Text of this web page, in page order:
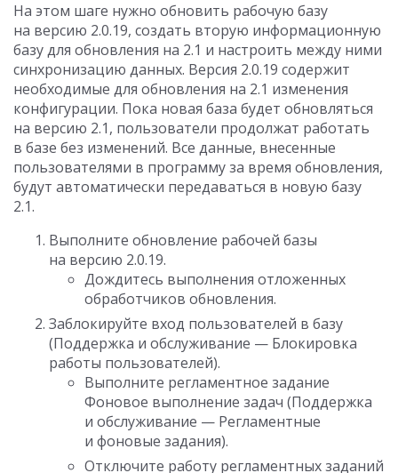
На этом шаге нужно обновить рабочую базу
на версию 2.0.19, создать вторую информационную
базу для обновления на 2.1 и настроить между ними
синхронизацию данных. Версия 2.0.19 содержит
необходимые для обновления на 2.1 изменения
конфигурации. Пока новая база будет обновляться
на версию 2.1, пользователи продолжат работать
в базе без изменений. Все данные, внесенные
пользователями в программу за время обновления,
будут автоматически передаваться в новую базу
2.1.
Выполните обновление рабочей базы
на версию 2.0.19.
Дождитесь выполнения отложенных
обработчиков обновления.
Заблокируйте вход пользователей в базу
(Поддержка и обслуживание — Блокировка
работы пользователей).
Выполните регламентное задание
Фоновое выполнение задач (Поддержка
и обслуживание — Регламентные
и фоновые задания).
Отключите работу регламентных заданий